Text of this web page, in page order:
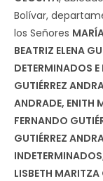
Bolívar,
los Señores
BEATRIZ ELENA
DETERMINADOS
GUTIÉRREZ
ANDRADE, ENITH
FERNANDO
GUTIÉRREZ
LISBETH